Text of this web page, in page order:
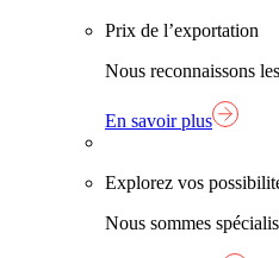
Prix de l’exportation
Nous reconnaissons
En savoir plus
Explorez vos
Nous sommes